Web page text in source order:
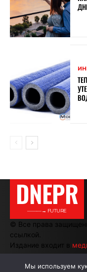
DNEPR
———→ FUTURE
© Все права
ссылкой.
Издание входит в
Мы используем